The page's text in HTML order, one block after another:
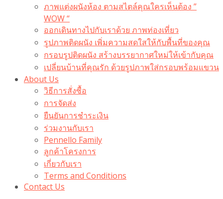
ภาพแต่งผนังห้อง ตามสไตล์คุณใครเห็นต้อง ”
WOW “
ออกเดินทางไปกับเราด้วย ภาพท่องเที่ยว
รูปภาพติดผนัง เพิ่มความสดใสให้กับพื้นที่ของคุณ
กรอบรูปติดผนัง สร้างบรรยากาศใหม่ให้เข้ากับคุณ
เปลี่ยนบ้านที่คุณรัก ด้วยรูปภาพใส่กรอบพร้อมแขวน​
About Us
วิธีการสั่งซื้อ
การจัดส่ง
ยืนยันการชำระเงิน
ร่วมงานกับเรา
Pennello Family
ลูกค้าโครงการ
เกี่ยวกับเรา
Terms and Conditions
Contact Us